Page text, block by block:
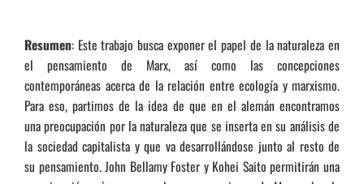
Resumen: Este trabajo busca exponer el papel de la naturaleza en
el pensamiento de Marx, así como las concepciones
contemporáneas acerca de la relación entre ecología y marxismo.
Para eso, partimos de la idea de que en el alemán encontramos
una preocupación por la naturaleza que se inserta en su análisis de
la sociedad capitalista y que va desarrollándose junto al resto de
su pensamiento. John Bellamy Foster y Kohei Saito permitirán una